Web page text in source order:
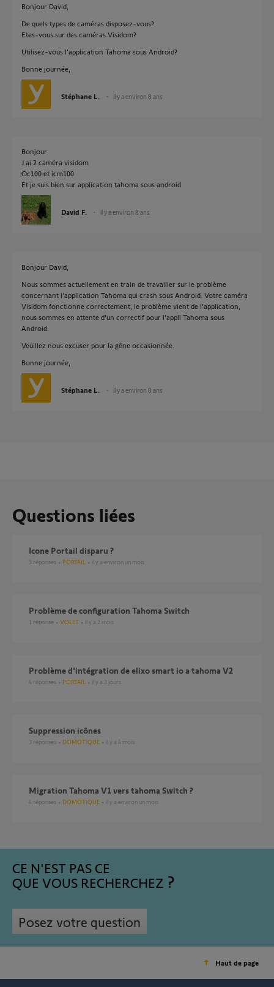
Bonjour David,
De quels types de caméras disposez-vous?
Etes-vous sur des caméras Visidom?
Utilisez-vous l’application Tahoma sous Android?
Bonne journée,
Stéphane L. il y a environ 8 ans
Bonjour
J ai 2 caméra visidom
Oc100 et icm100
Et je suis bien sur application tahoma sous android
David F. il y a environ 8 ans
Bonjour David,
Nous sommes actuellement en train de travailler sur le problème
concernant l'application Tahoma qui crash sous Android. Votre caméra
Visidom fonctionne correctement, le problème vient de l'application,
nous sommes en attente d'un correctif pour l'appli Tahoma sous
Android.
Veuillez nous excuser pour la gêne occasionnée.
Bonne journée,
Stéphane L. il y a environ 8 ans
Questions liées
Icone Portail disparu ?
9 réponses PORTAIL il y a environ un mois
Problème de configuration Tahoma Switch
1 réponse VOLET il y a 2 mois
Problème d'intégration de elixo smart io a tahoma V2
4 réponses PORTAIL il y a 3 jours
Suppression icônes
3 réponses DOMOTIQUE il y a 4 mois
Migration Tahoma V1 vers tahoma Switch ?
4 réponses DOMOTIQUE il y a environ un mois
CE N'EST PAS CE
QUE VOUS RECHERCHEZ
Posez votre question
Haut de page